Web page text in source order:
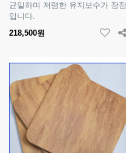
균일하며 저렴한 유지보수가 장점
입니다.
218,500원